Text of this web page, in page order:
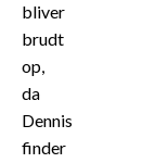
bliver
brudt
op,
da
Dennis
finder